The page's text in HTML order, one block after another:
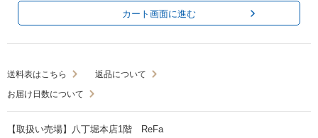
カート画面に進む
送料表はこちら
返品について
お届け日数について
【取扱い売場】八丁堀本店1階 ReFa